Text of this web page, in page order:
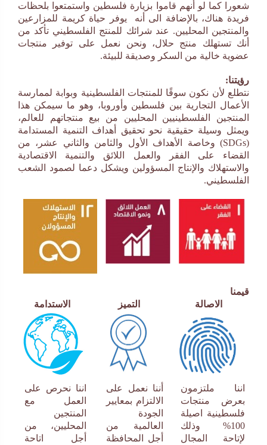
شعورا كما لو أنهم قاموا بزيارة فلسطين واستمتعوا بلحظات
فريدة هناك، بالإضافة الى أنه يوفر حياة كريمة للمزارعين
والمنتجين المحليين. عند شرائك للمنتج الفلسطيني تأكد من
أنك تستهلك منتج حلال، ونحن نعمل على توفير منتجات
عضوية خالية من السكر وصديقة للبيئة.
رؤيتنا:
نتطلع لأن نكون سوقًا للمنتجات الفلسطينية وبوابة لممارسة
الأعمال التجارية بين فلسطين وأوروبا، وهو ما سيمكن هذا
المنتجين الفلسطينيين المحليين من بيع منتجاتهم للعالم،
ويمثل وسيلة حقيقية نحو تحقيق أهداف التنمية المستدامة
(SDGs)
وخاصة الأهداف الأول والثامن والثاني عشر، من
القضاء على الفقر والعمل اللائق والتنمية الاقتصادية
والاستهلاك والإنتاج المسؤولين ويشكل دعما لصمود الشعب
الفلسطيني.
قيمنا
الاصالة
التميز الاستدامة
اننا ملتزمون
بعرض منتجات
فلسطينية اصيلة
100% وذلك
لإتاحة المجال
أننا نعمل على
الالتزام بمعايير
الجودة
العالمية من
أجل
المحافظة
اننا نحرص على
العمل مع
المنتجين
المحليين، من
أجل اتاحة